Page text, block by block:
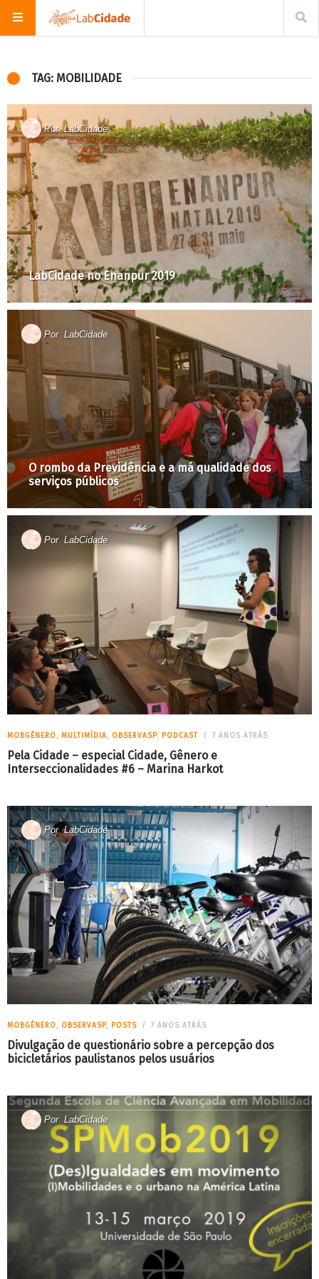
TAG: MOBILIDADE
PorLabCidade
LabCidade no Enanpur 2019
Por LabCidade
O rombo da Previdência e a má qualidade dos
serviços públicos
Por LabCidade
MOBGÊNERO, MULTIMÍDIA, OBSERVASP, PODCAST 7 ANOS ATRÁS
Pela Cidade – especial Cidade, Gênero e
Interseccionalidades #6 – Marina Harkot
PorLabCidade
MOBGÊNERO, OBSERVASP, POSTS 7 ANOS ATRÁS
Divulgação de questionário sobre a percepção dos
bicicletários paulistanos pelos usuários
Por LabCidade